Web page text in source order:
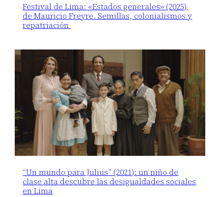
Festival de Lima: «Estados generales» (2025),
de Mauricio Freyre. Semillas, colonialismos y
repatriación
“Un mundo para Julius” (2021): un niño de
clase alta descubre las desigualdades sociales
en Lima